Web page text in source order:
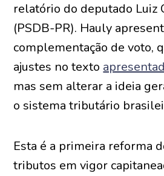
relatório do deputado Luiz
(PSDB-PR). Hauly
complementação de voto,
ajustes no texto
mas sem alterar a ideia
o sistema tributário
Esta é a primeira reforma
tributos em vigor